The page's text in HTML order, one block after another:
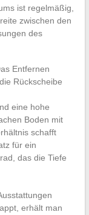
ist regelmäßig,
zwischen den
des
Entfernen
Rückscheibe
eine hohe
Boden mit
schafft
für ein
das die Tiefe
erhält man